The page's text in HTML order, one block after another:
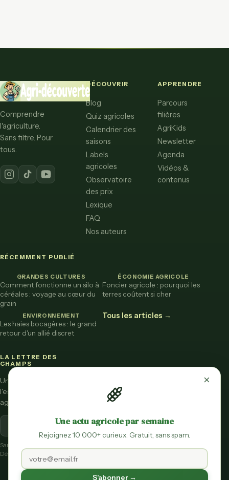
Comprendre
l'agriculture.
Sans filtre. Pour
tous.
DÉCOUVRIR
Blog
Quiz agricoles
Calendrier des
saisons
Labels
agricoles
Observatoire
des prix
Lexique
FAQ
Nos auteurs
APPRENDRE
Parcours
filières
AgriKids
Newsletter
Agenda
Vidéos &
contenus
RÉCEMMENT PUBLIÉ
GRANDES CULTURES
Comment fonctionne un silo à
céréales : voyage au cœur du
grain
ÉCONOMIE AGRICOLE
Foncier agricole : pourquoi les
terres coûtent si cher
ENVIRONNEMENT
Les haies bocagères : le grand
retour d'un allié discret
Tous les articles →
LA LETTRE DES
CHAMPS
Une fois par mois,
l'essentiel de l'actu
agricole vulgarisée.
S'inscrire
Sans spam.
Désinscription en un clic.
×
Une actu agricole par semaine
Rejoignez 10 000+ curieux. Gratuit, sans spam.
S'abonner →